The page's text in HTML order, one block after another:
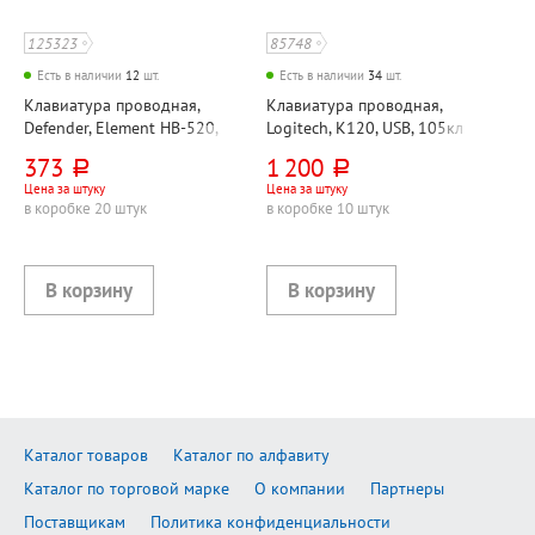
125323
Есть в наличии 12 шт.
Клавиатура проводная,
Defender, Element HB-520,
373 руб.
Цена за штуку
в коробке 20 штук
85748
Есть в наличии 34 шт.
Клавиатура проводная,
Logitech, K120, USB, 105кл
1 200 руб.
Цена за штуку
в коробке 10 штук
Каталог товаров
Каталог по алфавиту
Каталог по торговой марке
О компании
Партнеры
Поставщикам
Политика конфиденциальности